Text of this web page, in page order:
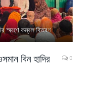
স্মরণে কম্বল বিতরণ
বিন হাদির
0